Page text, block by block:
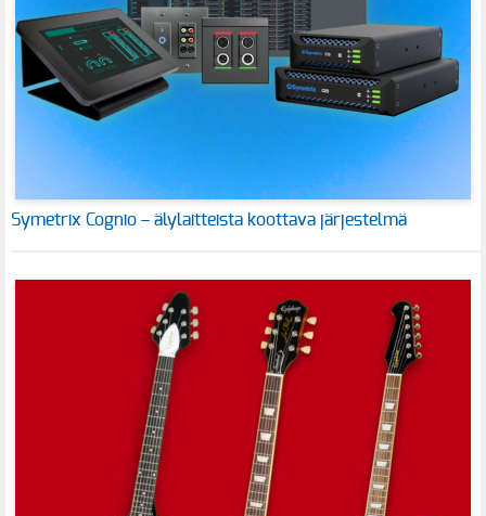
Symetrix Cognio – älylaitteista koottava järjestelmä